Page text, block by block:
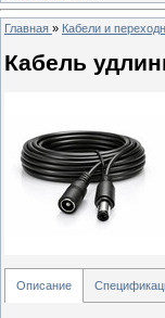
Главная » Кабели и
Кабель
Описание